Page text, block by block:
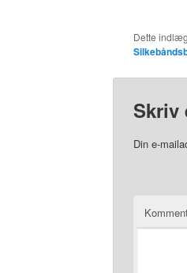
Dette
Skriv
Din e-